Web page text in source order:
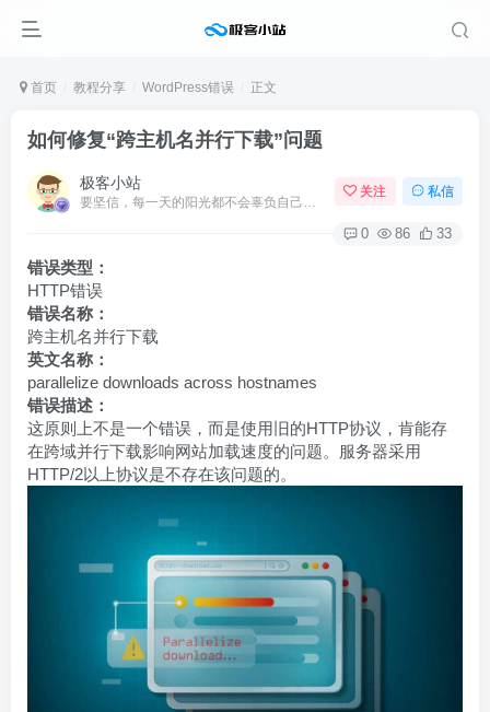
首页 教程分享 WordPress错误 正文
如何修复“跨主机名并行下载”问题
极客小站 关注 私信
0 86 33
错误类型：
HTTP错误
错误名称：
跨主机名并行下载
英文名称：
parallelize downloads across hostnames
错误描述：
这原则上不是一个错误，而是使用旧的HTTP协议，肯能存
在跨域并行下载影响网站加载速度的问题。服务器采用
HTTP/2以上协议是不存在该问题的。